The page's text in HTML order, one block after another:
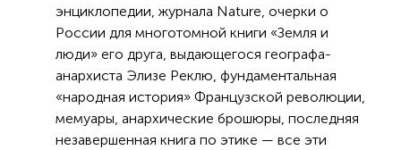
энциклопедии, журнала Nature, очерки о
России для многотомной книги «Земля и
люди» его друга, выдающегося географа-
анархиста Элизе Реклю, фундаментальная
«народная история» Французской революции,
мемуары, анархические брошюры, последняя
незавершенная книга по этике — все эти